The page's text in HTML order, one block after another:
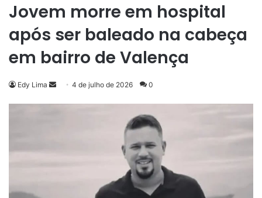
Jovem morre em hospital
após ser baleado na cabeça
em bairro de Valença
Edy Lima
Mande4 de julho de 2026 0